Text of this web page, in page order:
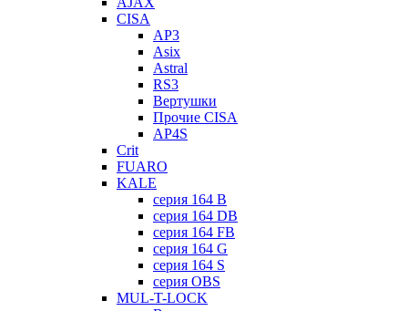
CISA
AP3
Asix
Astral
RS3
Вертушки
Прочие CISA
AP4S
Crit
FUARO
KALE
серия 164 B
серия 164 DB
серия 164 FB
серия 164 G
серия 164 S
серия OBS
MUL-T-LOCK